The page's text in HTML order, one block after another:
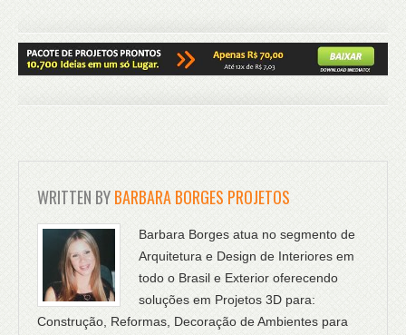
WRITTEN BYBARBARA BORGES PROJETOS
Barbara Borges atua no segmento de
Arquitetura e Design de Interiores em
todo o Brasil e Exterior oferecendo
soluções em Projetos 3D para:
Construção, Reformas, Decoração de Ambientes para